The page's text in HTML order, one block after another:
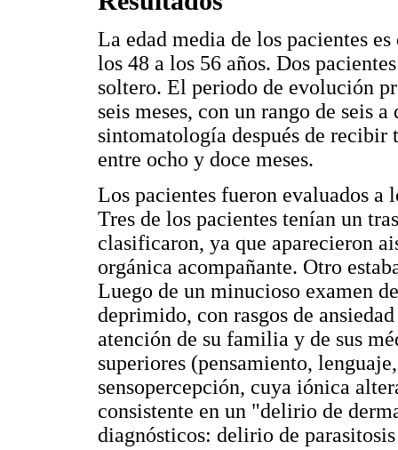
La edad media de los pacientes
los 48 a los 56 años. Dos
soltero. El periodo de evolución
seis meses, con un rango de seis
sintomatología después de recibir
entre ocho y doce meses.
Los pacientes fueron evaluados a
Tres de los pacientes tenían un
clasificaron, ya que aparecieron
orgánica acompañante. Otro
Luego de un minucioso examen
deprimido, con rasgos de
atención de su familia y de sus
superiores (pensamiento,
sensopercepción, cuya iónica
consistente en un "delirio de
diagnósticos: delirio de